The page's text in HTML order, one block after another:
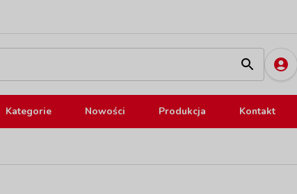
Kategorie Nowości Produkcja Kontakt